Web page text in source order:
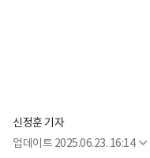
신정훈 기자
업데이트 2025.06.23. 16:14